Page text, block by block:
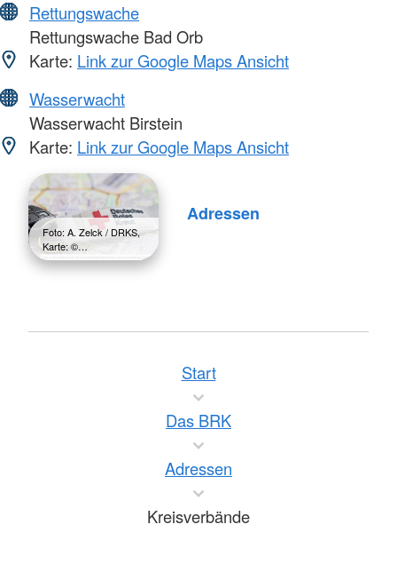
Rettungswache
Rettungswache Bad Orb
Karte: Link zur Google Maps Ansicht
Wasserwacht
Wasserwacht Birstein
Karte: Link zur Google Maps Ansicht
Foto: A. Zelck / DRKS,
Karte: ©…
Adressen
Start
Das BRK
Adressen
Kreisverbände